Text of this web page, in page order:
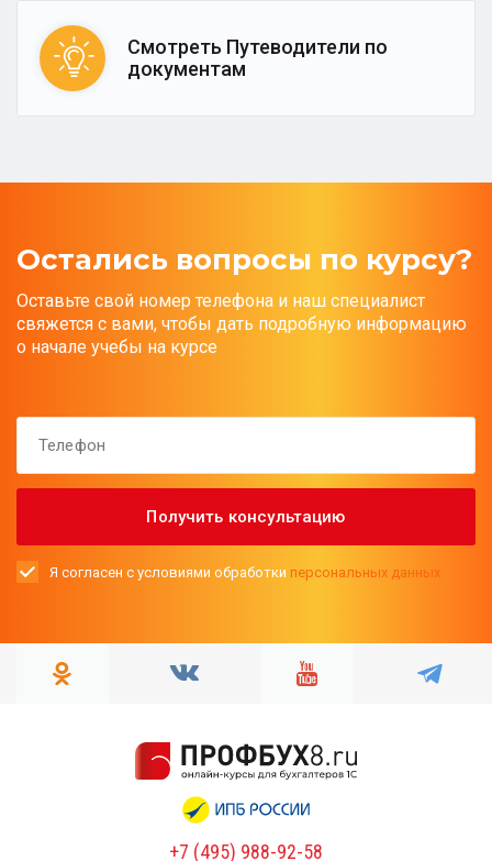
Смотреть Путеводители по
документам
Остались вопросы по курсу?
Оставьте свой номер телефона и наш специалист
свяжется с вами, чтобы дать подробную информацию
о начале учебы на курсе
Я согласен с условиями обработки персональных данных
+7 (495) 988-92-58